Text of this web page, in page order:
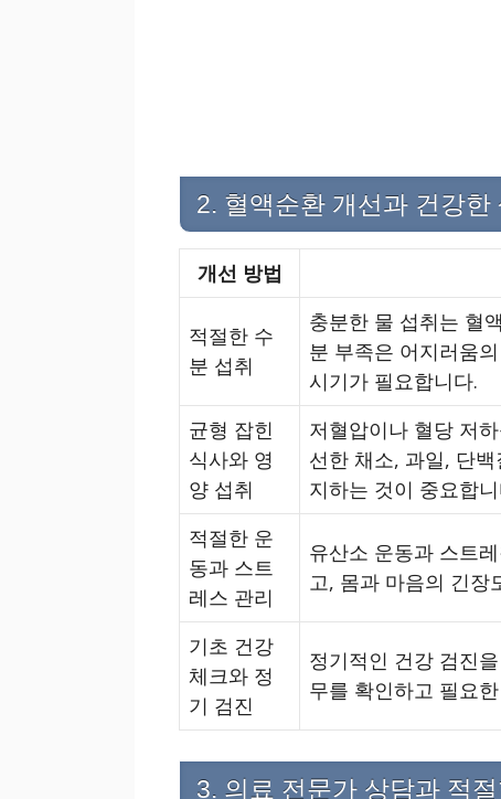
2. 혈액순환 개선과 건강한
개선 방법
적절한 수
분 섭취
충분한 물 섭취는 혈
분 부족은 어지러움
시기가 필요합니다.
균형 잡힌
식사와 영
양 섭취
저혈압이나 혈당 저
선한 채소, 과일, 단
지하는 것이 중요합
적절한 운
동과 스트
레스 관리
유산소 운동과 스트
고, 몸과 마음의 긴장
기초 건강
체크와 정
기 검진
정기적인 건강 검진
무를 확인하고 필요
3. 의료 전문가 상담과 적